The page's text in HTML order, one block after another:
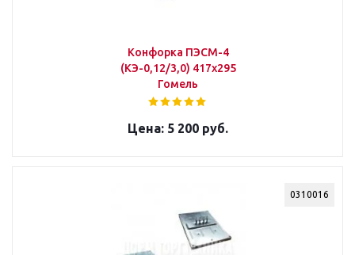
Конфорка ПЭСМ-4
(КЭ-0,12/3,0) 417х295
Гомель
5 200 руб.
0310016